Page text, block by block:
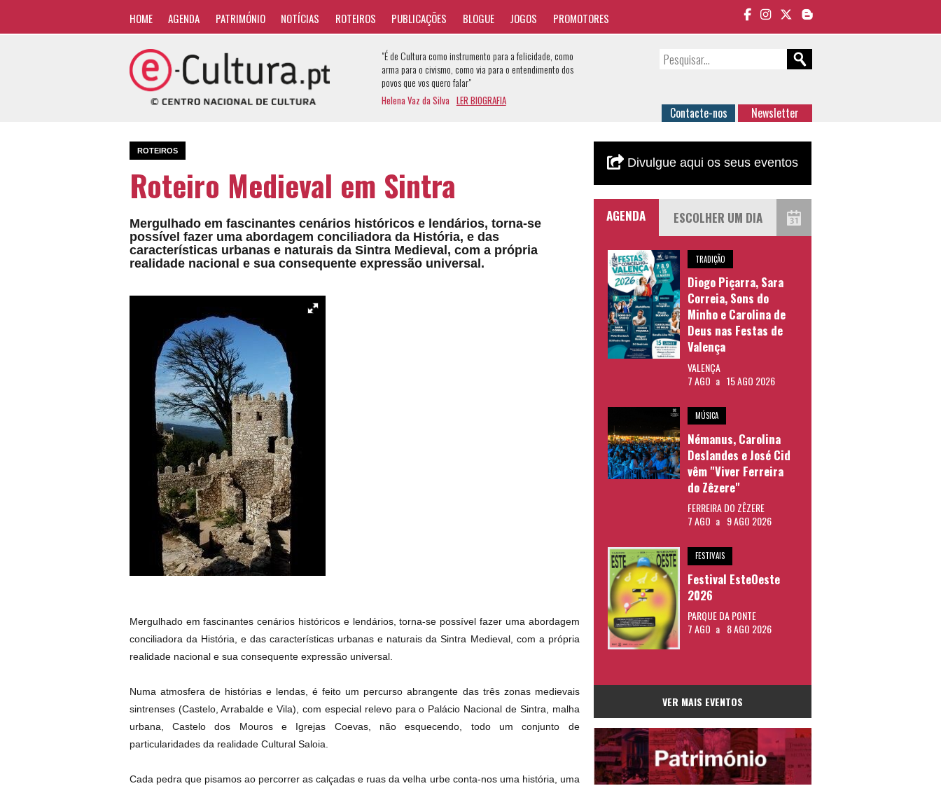
HOME AGENDA PATRIMÓNIO NOTÍCIAS ROTEIROS PUBLICAÇÕES BLOGUE JOGOS PROMOTORES
"É de Cultura como instrumento para a felicidade, como
arma para o civismo, como via para o entendimento dos
povos que vos quero falar"
Helena Vaz da Silva LER BIOGRAFIA
Contacte-nos Newsletter
ROTEIROS
Roteiro Medieval em Sintra
Mergulhado em fascinantes cenários históricos e lendários, torna-se
possível fazer uma abordagem conciliadora da História, e das
características urbanas e naturais da Sintra Medieval, com a própria
realidade nacional e sua consequente expressão universal.
Mergulhado em fascinantes cenários históricos e lendários, torna-se possível fazer uma abordagem
conciliadora da História, e das características urbanas e naturais da Sintra Medieval, com a própria
realidade nacional e sua consequente expressão universal.
Numa atmosfera de histórias e lendas, é feito um percurso abrangente das três zonas medievais
sintrenses (Castelo, Arrabalde e Vila), com especial relevo para o Palácio Nacional de Sintra, malha
urbana, Castelo dos Mouros e Igrejas Coevas, não esquecendo, todo um conjunto de
particularidades da realidade Cultural Saloia.
Cada pedra que pisamos ao percorrer as calçadas e ruas da velha urbe conta-nos uma história, uma
Divulgue aqui os seus eventos
AGENDA
TRADIÇÃO
Diogo Piçarra, Sara
Correia, Sons do
Minho e Carolina de
Deus nas Festas de
Valença
VALENÇA
7 AGO a 15 AGO 2026
MÚSICA
Némanus, Carolina
Deslandes e José Cid
vêm "Viver Ferreira
do Zêzere"
FERREIRA DO ZÊZERE
7 AGO a 9 AGO 2026
FESTIVAIS
Festival EsteOeste
2026
PARQUE DA PONTE
7 AGO a 8 AGO 2026
VER MAIS EVENTOS